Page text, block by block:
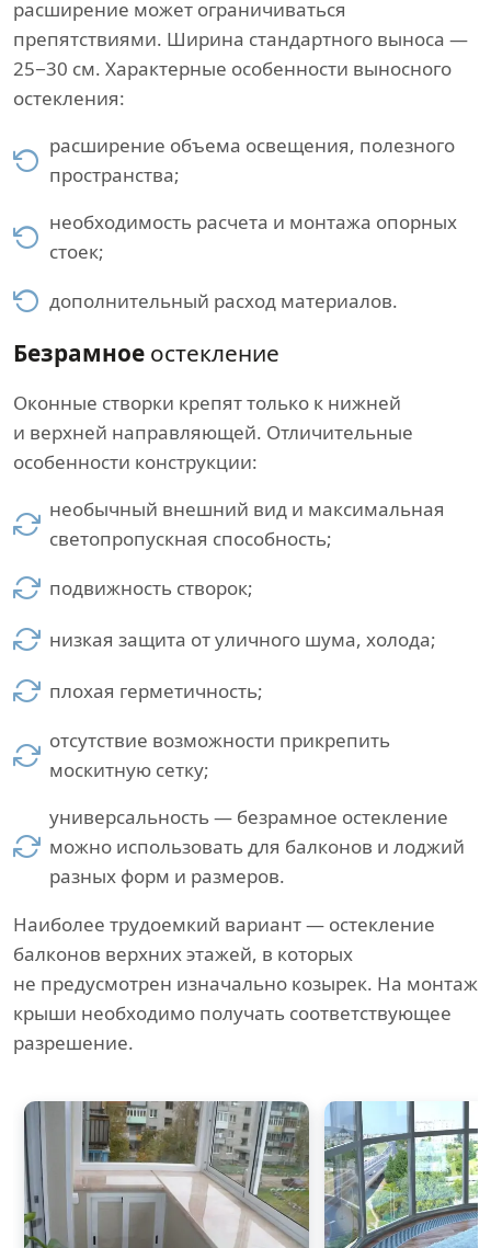
расширение может ограничиваться
препятствиями. Ширина стандартного выноса —
25−30 см. Характерные особенности выносного
остекления:
расширение объема освещения, полезного
пространства;
необходимость расчета и монтажа опорных
стоек;
дополнительный расход материалов.
Безрамное остекление
Оконные створки крепят только к нижней
и верхней направляющей. Отличительные
особенности конструкции:
необычный внешний вид и максимальная
светопропускная способность;
подвижность створок;
низкая защита от уличного шума, холода;
плохая герметичность;
отсутствие возможности прикрепить
москитную сетку;
универсальность — безрамное остекление
можно использовать для балконов и лоджий
разных форм и размеров.
Наиболее трудоемкий вариант — остекление
балконов верхних этажей, в которых
не предусмотрен изначально козырек. На монтаж
крыши необходимо получать соответствующее
разрешение.